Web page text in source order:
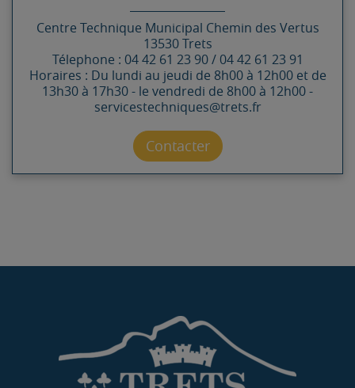
Centre Technique Municipal Chemin des Vertus
13530 Trets
Télephone : 04 42 61 23 90 / 04 42 61 23 91
Horaires : Du lundi au jeudi de 8h00 à 12h00 et de
13h30 à 17h30 - le vendredi de 8h00 à 12h00 -
servicestechniques@trets.fr
Contacter par mail
Contacter